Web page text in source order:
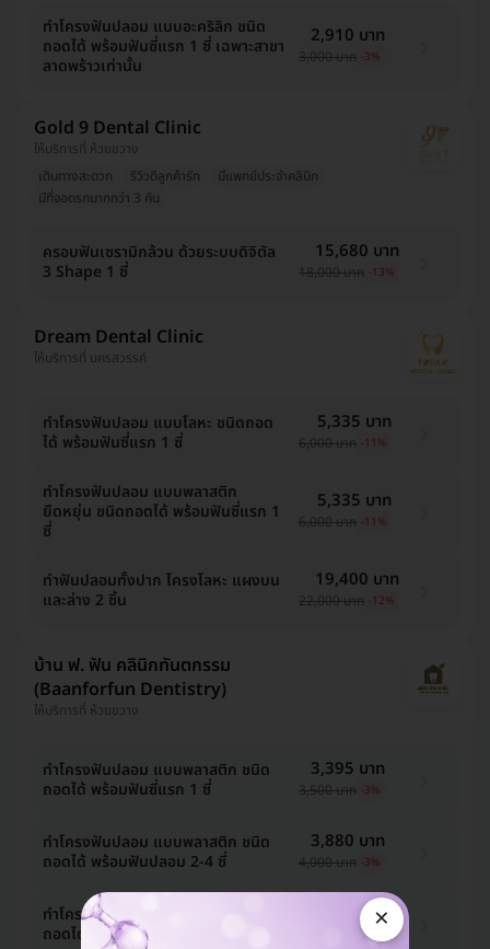
ทำโครงฟันปลอม แบบอะคริลิก ชนิด
ถอดได้ พร้อมฟันซี่แรก 1 ซี่ เฉพาะสาขา
ลาดพร้าวเท่านั้น
2,910 บาท
3,000 บาท -3%
Gold 9 Dental Clinic
ให้บริการที่ ห้วยขวาง
เดินทางสะดวก
รีวิวดีลูกค้ารัก
มีแพทย์ประจำคลินิก
มีที่จอดรถมากกว่า 3 คัน
ครอบฟันเซรามิกล้วน ด้วยระบบดิจิตัล
3 Shape 1 ซี่
15,680 บาท
18,000 บาท -13%
Dream Dental Clinic
ให้บริการที่ นครสวรรค์
ทำโครงฟันปลอม แบบโลหะ ชนิดถอด
ได้ พร้อมฟันซี่แรก 1 ซี่
5,335 บาท
6,000 บาท -11%
ทำโครงฟันปลอม แบบพลาสติก
ยืดหยุ่น ชนิดถอดได้ พร้อมฟันซี่แรก 1
ซี่
5,335 บาท
6,000 บาท -11%
ทำฟันปลอมทั้งปาก โครงโลหะ แผงบน
และล่าง 2 ชิ้น
19,400 บาท
22,000 บาท -12%
บ้าน ฟ. ฟัน คลินิกทันตกรรม
(Baanforfun Dentistry)
ให้บริการที่ ห้วยขวาง
ทำโครงฟันปลอม แบบพลาสติก ชนิด
ถอดได้ พร้อมฟันซี่แรก 1 ซี่
3,395 บาท
3,500 บาท -3%
ทำโครงฟันปลอม แบบพลาสติก ชนิด
ถอดได้ พร้อมฟันปลอม 2-4 ซี่
3,880 บาท
4,000 บาท -3%
ทำโครงฟันปลอม แบบพลาสติก ชนิด
ถอดได้ พร้อมฟันปลอม 5-8 ซี่
5,335 บาท
-3%×